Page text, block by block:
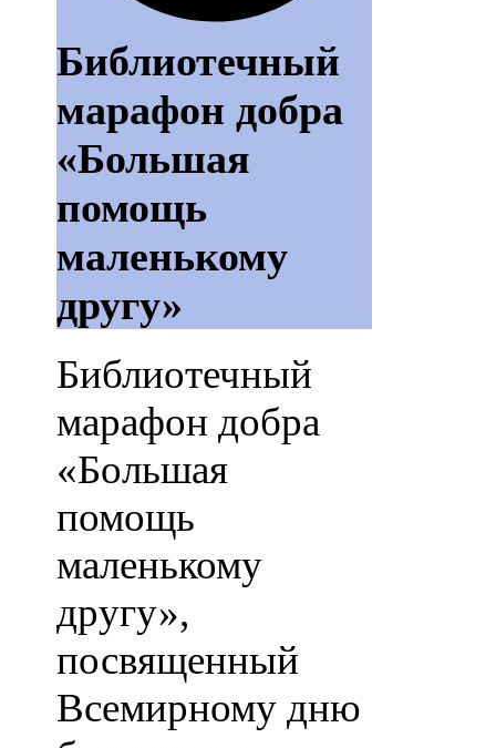
Библиотечный
марафон добра
«Большая
помощь
маленькому
другу»
Библиотечный
марафон добра
«Большая
помощь
маленькому
другу»,
посвященный
Всемирному дню